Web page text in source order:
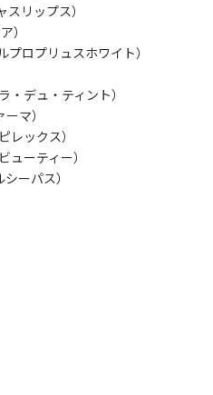
リップス）
）
ロプリュスホワイト）
デュ・ティント）
マ）
レックス）
ーティー）
ーパス）